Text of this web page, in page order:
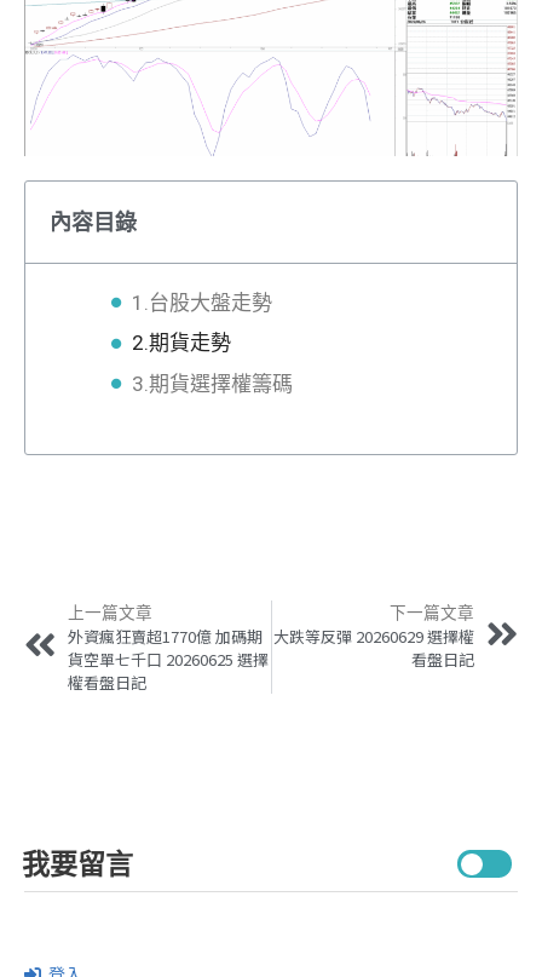
內容目錄
1.台股大盤走勢
2.期貨走勢
3.期貨選擇權籌碼
上一篇文章
外資瘋狂賣超1770億 加碼期
貨空單七千口 20260625 選擇
權看盤日記
下一篇文章
大跌等反彈 20260629 選擇權
看盤日記
我要留言